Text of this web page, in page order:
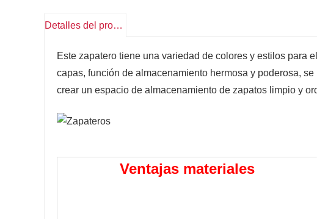
Detalles del producto
Este zapatero tiene una variedad de colores y estilos para
capas, función de almacenamiento hermosa y poderosa,
crear un espacio de almacenamiento de zapatos limpio y
Ventajas materiales